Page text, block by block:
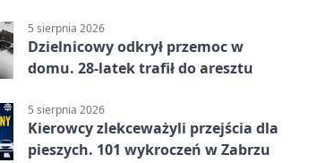
5 sierpnia 2026
Dzielnicowy odkrył przemoc w
domu. 28-latek trafił do aresztu
5 sierpnia 2026
Kierowcy zlekceważyli przejścia dla
pieszych. 101 wykroczeń w Zabrzu